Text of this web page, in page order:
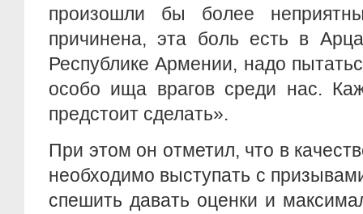
произошли бы более
причинена, эта боль есть в
Республике Армении, надо
особо ища врагов среди нас.
предстоит сделать».
При этом он отметил, что в
необходимо выступать с
спешить давать оценки и